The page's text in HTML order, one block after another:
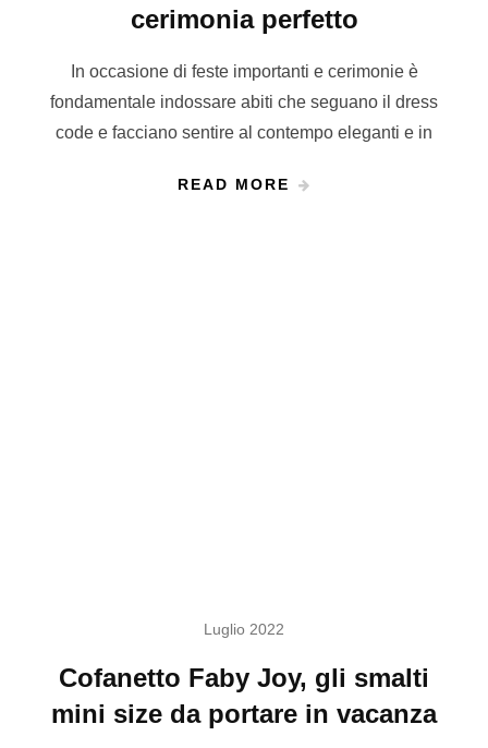
cerimonia perfetto
In occasione di feste importanti e cerimonie è
fondamentale indossare abiti che seguano il dress
code e facciano sentire al contempo eleganti e in
READ MORE
Luglio 2022
Cofanetto Faby Joy, gli smalti
mini size da portare in vacanza